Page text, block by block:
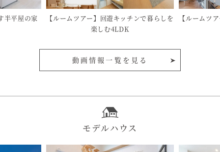
半平屋の家
【ルームツアー】回遊キッチンで暮らしを
楽しむ4LDK
【ルームツ
動画情報一覧を見る
モデルハウス